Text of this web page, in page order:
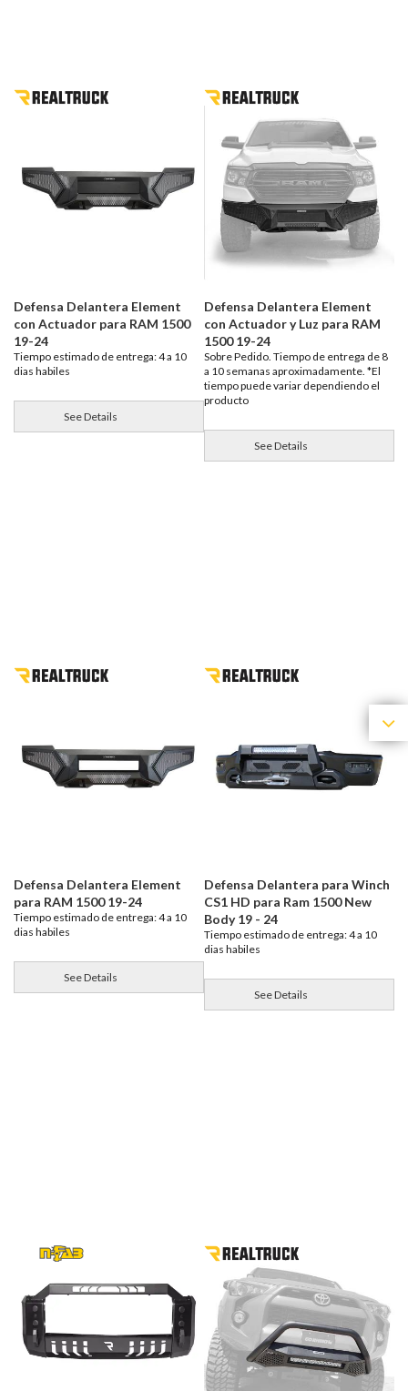
Defensa Delantera Element
con Actuador para RAM 1500
19-24
Tiempo estimado de entrega: 4 a 10
dias habiles
See Details
Defensa Delantera Element
con Actuador y Luz para RAM
1500 19-24
Sobre Pedido. Tiempo de entrega de 8
a 10 semanas aproximadamente. *El
tiempo puede variar dependiendo el
producto
See Details
Defensa Delantera Element
para RAM 1500 19-24
Tiempo estimado de entrega: 4 a 10
dias habiles
See Details
Defensa Delantera para Winch
CS1 HD para Ram 1500 New
Body 19 - 24
Tiempo estimado de entrega: 4 a 10
dias habiles
See Details